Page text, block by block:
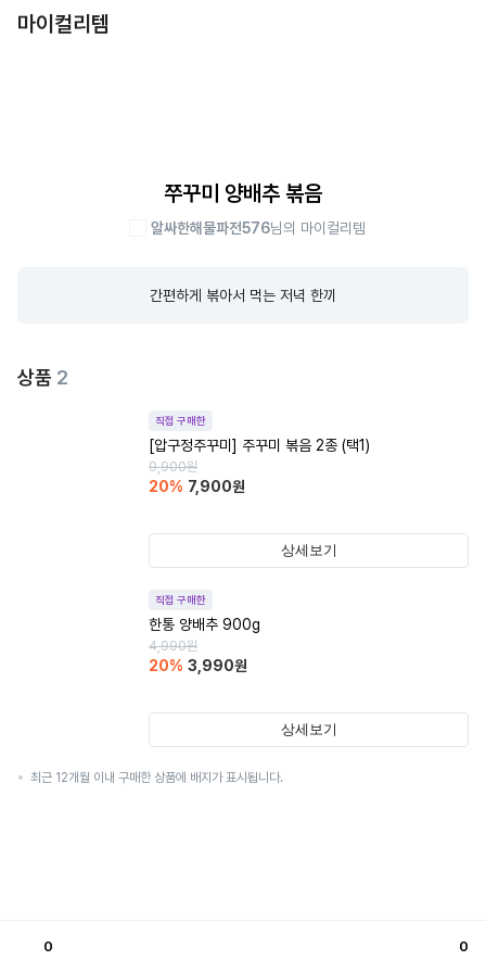
마이컬리템
쭈꾸미 양배추 볶음
알싸한해물파전576님의 마이컬리템
간편하게 볶아서 먹는 저녁 한끼
상품 2
직접 구매한
[압구정주꾸미] 주꾸미 볶음 2종 (택1)
9,900원
20% 7,900원
상세보기
직접 구매한
한통 양배추 900g
4,990원
20% 3,990원
상세보기
최근 12개월 이내 구매한 상품에 배지가 표시됩니다.
0 0